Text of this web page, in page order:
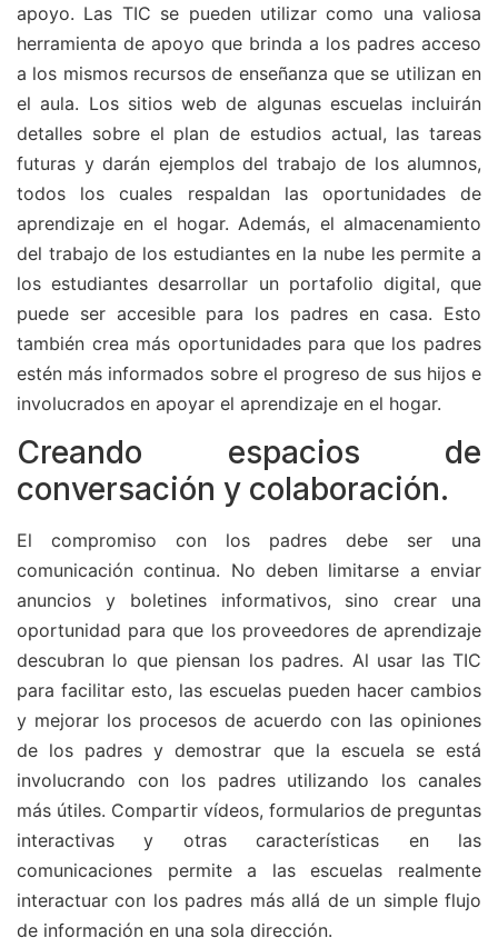
apoyo. Las TIC se pueden utilizar como una valiosa
herramienta de apoyo que brinda a los padres acceso
a los mismos recursos de enseñanza que se utilizan en
el aula. Los sitios web de algunas escuelas incluirán
detalles sobre el plan de estudios actual, las tareas
futuras y darán ejemplos del trabajo de los alumnos,
todos los cuales respaldan las oportunidades de
aprendizaje en el hogar. Además, el almacenamiento
del trabajo de los estudiantes en la nube les permite a
los estudiantes desarrollar un portafolio digital, que
puede ser accesible para los padres en casa. Esto
también crea más oportunidades para que los padres
estén más informados sobre el progreso de sus hijos e
involucrados en apoyar el aprendizaje en el hogar.
Creando espacios de
conversación y colaboración.
El compromiso con los padres debe ser una
comunicación continua. No deben limitarse a enviar
anuncios y boletines informativos, sino crear una
oportunidad para que los proveedores de aprendizaje
descubran lo que piensan los padres. Al usar las TIC
para facilitar esto, las escuelas pueden hacer cambios
y mejorar los procesos de acuerdo con las opiniones
de los padres y demostrar que la escuela se está
involucrando con los padres utilizando los canales
más útiles. Compartir vídeos, formularios de preguntas
interactivas y otras características en las
comunicaciones permite a las escuelas realmente
interactuar con los padres más allá de un simple flujo
de información en una sola dirección.